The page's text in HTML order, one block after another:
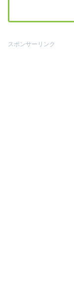
スポンサーリンク